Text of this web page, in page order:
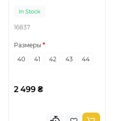
In Stock
16837
Размеры
40
41 42 43 44
2 499 ₴